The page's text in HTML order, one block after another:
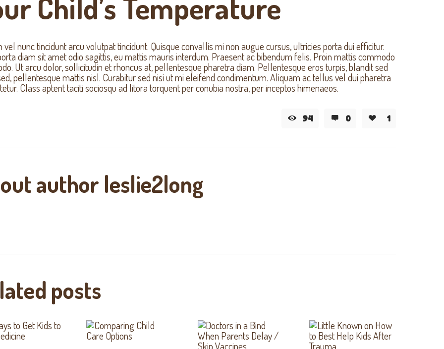
vel nunc tincidunt arcu volutpat tincidunt. Quisque convallis mi non augue cursus, ultricies porta dui efficitur.
diam sit amet odio sagittis, eu mattis mauris interdum. Praesent ac bibendum felis. Proin mattis commodo
Ut arcu dolor, sollicitudin et rhoncus at, pellentesque pharetra diam. Pellentesque eros turpis, blandit sed
pellentesque mattis nisl. Curabitur sed nisi ut mi eleifend condimentum. Aliquam ac tellus vel dui pharetra
Class aptent taciti sociosqu ad litora torquent per conubia nostra, per inceptos himenaeos.
94 0 1
author leslie2long
posts